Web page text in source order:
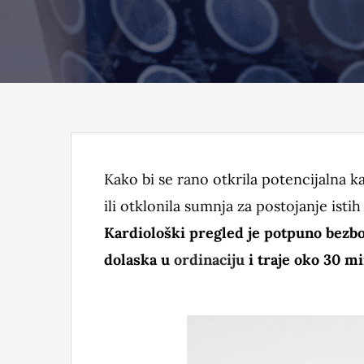
Kako bi se rano otkrila potencijalna
ili otklonila sumnja za postojanje
Kardiološki pregled je potpuno
dolaska u ordinaciju i traje oko 30